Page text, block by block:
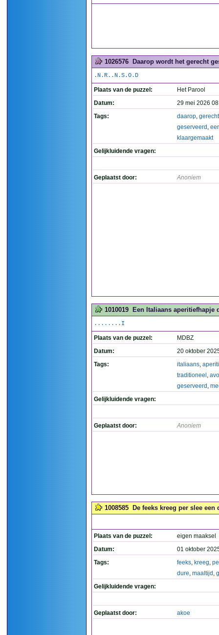
1026576 Daarop wordt het gerecht
.N.R..N.S.O.D
Plaats van de puzzel:
Het Parool
Datum:
29 mei 2026
Tags:
daarop, gerecht
geserveerd ,
klaargemaakt
Gelijkluidende vragen:
Geplaatst door: Anoniem
1010019 Een Italiaans aperitiefhapje
........I
Plaats van de puzzel:
MDBZ
Datum:
20 oktober
Tags:
italiaans,
traditioneel ,
geserveerd ,
Gelijkluidende vragen:
Geplaatst door: Anoniem
1008585 De feeks kreeg per slee
Plaats van de puzzel:
eigen maaksel
Datum:
01 oktober
Tags:
feeks, kreeg,
dure, maaltijd ,
Gelijkluidende vragen:
Geplaatst door: akoe